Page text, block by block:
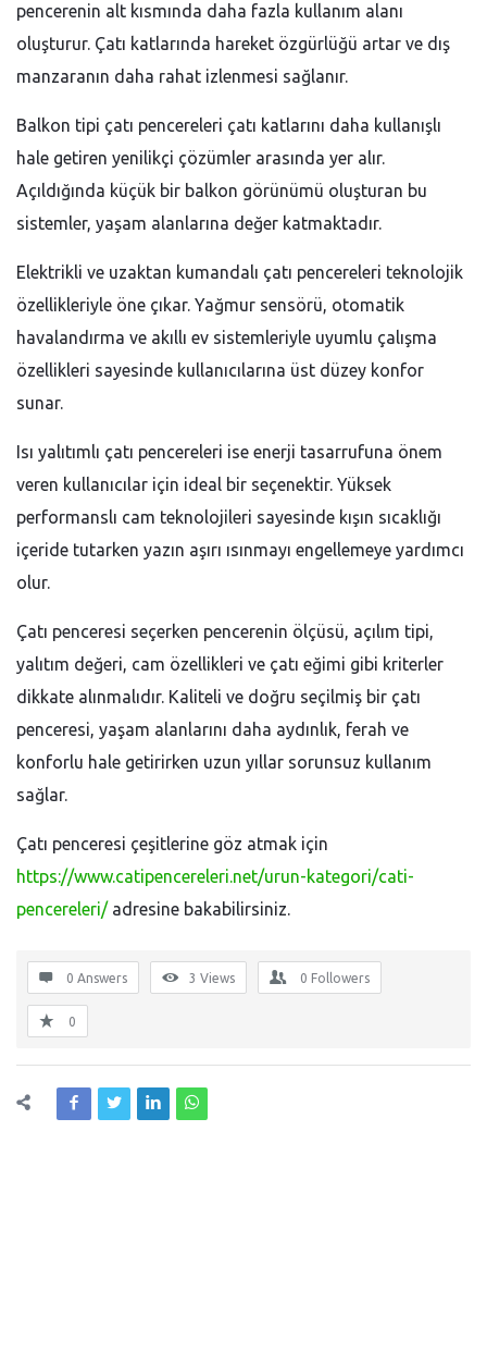
pencerenin alt kısmında daha fazla kullanım alanı
oluşturur. Çatı katlarında hareket özgürlüğü artar ve dış
manzaranın daha rahat izlenmesi sağlanır.
Balkon tipi çatı pencereleri çatı katlarını daha kullanışlı
hale getiren yenilikçi çözümler arasında yer alır.
Açıldığında küçük bir balkon görünümü oluşturan bu
sistemler, yaşam alanlarına değer katmaktadır.
Elektrikli ve uzaktan kumandalı çatı pencereleri teknolojik
özellikleriyle öne çıkar. Yağmur sensörü, otomatik
havalandırma ve akıllı ev sistemleriyle uyumlu çalışma
özellikleri sayesinde kullanıcılarına üst düzey konfor
sunar.
Isı yalıtımlı çatı pencereleri ise enerji tasarrufuna önem
veren kullanıcılar için ideal bir seçenektir. Yüksek
performanslı cam teknolojileri sayesinde kışın sıcaklığı
içeride tutarken yazın aşırı ısınmayı engellemeye yardımcı
olur.
Çatı penceresi seçerken pencerenin ölçüsü, açılım tipi,
yalıtım değeri, cam özellikleri ve çatı eğimi gibi kriterler
dikkate alınmalıdır. Kaliteli ve doğru seçilmiş bir çatı
penceresi, yaşam alanlarını daha aydınlık, ferah ve
konforlu hale getirirken uzun yıllar sorunsuz kullanım
sağlar.
Çatı penceresi çeşitlerine göz atmak için
https://www.catipencereleri.net/urun-kategori/cati-
pencereleri/adresine bakabilirsiniz.
0 Answers 3 Views 0 Followers
0